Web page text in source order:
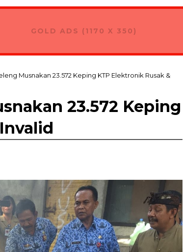
GOLD ADS (1170 X 350)
Musnakan 23.572 Keping KTP Elektronik Rusak &
23.572 Keping